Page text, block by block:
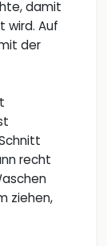
damit
wird. Auf
der
recht
ziehen,